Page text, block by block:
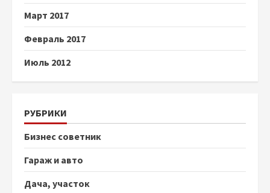
Март 2017
Февраль 2017
Июль 2012
РУБРИКИ
Бизнес советник
Гараж и авто
Дача, участок